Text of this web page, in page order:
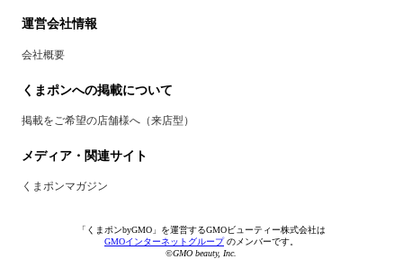
運営会社情報
会社概要
くまポンへの掲載について
掲載をご希望の店舗様へ（来店型）
メディア・関連サイト
くまポンマガジン
「くまポンbyGMO」を運営するGMOビューティー株式会社は
GMOインターネットグループのメンバーです。
©GMO beauty, Inc.